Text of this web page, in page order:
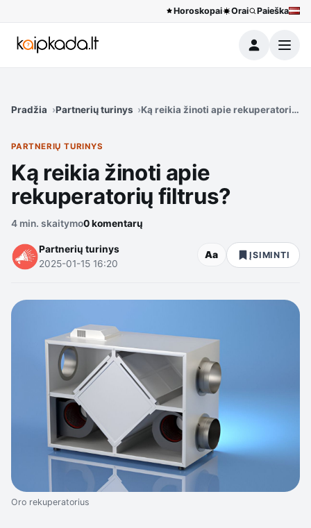
Horoskopai Orai Paieška
Meniu
Pradžia Partnerių turinys Ką reikia žinoti apie rekuperatorių
PARTNERIŲ TURINYS
Ką reikia žinoti apie
rekuperatorių filtrus?
4 min. skaitymo0 komentarų
Partnerių turinys
2025-01-15 16:20
Aa ĮSIMINTI
Oro rekuperatorius